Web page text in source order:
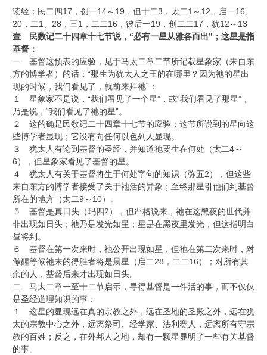
读经：民二四17，创一14～19，但十二3，太二1～12，启一16、
20，二1、28，三1，二二16，彼后一19，创二二17，犹12～13
壹 民数记二十四章十七节说，“必有一星从雅各而出”；这星是指
基督：
一 基督这预表的应验，见于马太二章二节所记载星象家（来自东
方的博学者）的话：“那生为犹太人之王的在哪里？因为祂的星出
现的时候，我们看见了，就前来拜祂”：
１ 星象家不是说，“我们看见了一个星”，或“我们看见了那星”，
乃是说，“我们看见了祂的星”。
２ 这的确是民数记二十四章十七节的应验；这节所说到的星向这
些博学者显现；它没有向任何以色列人显现。
３ 犹太人有论到基督的圣经，并知道祂要生在何处（太二4～
6），但星象家看见了基督的星。
４ 犹太人有关于基督将生于何处字句的知识（弥五2），但这些
来自东方的博学者接受了关于祂活的异象；至终那星引他们到基督
所在的地方（太二9～10）。
５ 基督是真日头（玛四2），但严格说来，祂在这黑夜的世代并
非出现如日头；祂乃是发光如星；星是在黑夜里发光，但这指明白
昼将到。
６ 基督在第一次来时，祂公开出现如星，但祂在第二次来时，对
儆醒等候祂来的得胜者将是晨星（启二28，二二16）；对所有其
余的人，基督后来才出现如日头。
二 马太二章一至十二节启示，寻得基督是一件活的事，而不仅仅
是圣经道理知识的事：
１ 这星的显现远在真的宗教之外，远在圣地的圣殿之外，远在犹
太的宗教中心之外，远离祭司、经学家、法利赛人，远离所有守宗
教的百姓；反之，在外邦人之地，却有一颗星显明了一些有关基督
的事。